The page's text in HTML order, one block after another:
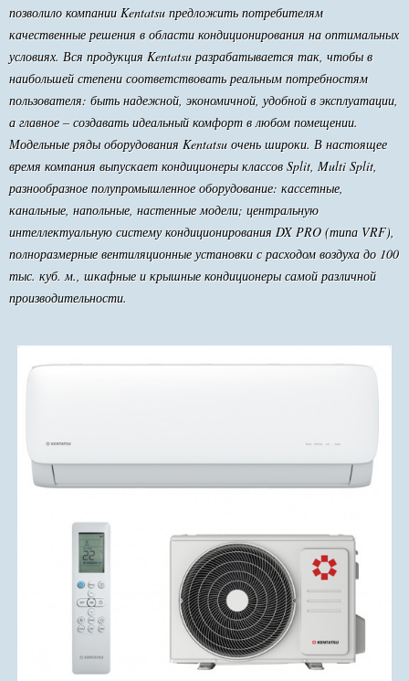
позволило компании Kentatsu предложить потребителям
качественные решения в области кондиционирования на оптимальных
условиях. Вся продукция Kentatsu разрабатывается так, чтобы в
наибольшей степени соответствовать реальным потребностям
пользователя: быть надежной, экономичной, удобной в эксплуатации,
а главное – создавать идеальный комфорт в любом помещении.
Модельные ряды оборудования Kentatsu очень широки. В настоящее
время компания выпускает кондиционеры классов Split, Multi Split,
разнообразное полупромышленное оборудование: кассетные,
канальные, напольные, настенные модели; центральную
интеллектуальную систему кондиционирования DX PRO (типа VRF),
полноразмерные вентиляционные установки с расходом воздуха до 100
тыс. куб. м., шкафные и крышные кондиционеры самой различной
производительности.